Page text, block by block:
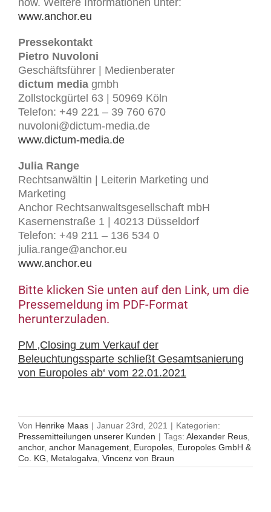
how. Weitere Informationen unter:
www.anchor.eu
Pressekontakt
Pietro Nuvoloni
Geschäftsführer | Medienberater
dictum mediagmbh
Zollstockgürtel 63 | 50969 Köln
Telefon: +49 221 – 39 760 670
nuvoloni@dictum-media.de
www.dictum-media.de
Julia Range
Rechtsanwältin | Leiterin Marketing und
Marketing
Anchor Rechtsanwaltsgesellschaft mbH
Kasernenstraße 1 | 40213 Düsseldorf
Telefon: +49 211 – 136 534 0
julia.range@anchor.eu
www.anchor.eu
Bitte klicken Sie unten auf den Link, um die
Pressemeldung im PDF-Format
herunterzuladen.
PM ‚Closing zum Verkauf der
Beleuchtungssparte schließt Gesamtsanierung
von Europoles ab‘ vom 22.01.2021
Von Henrike Maas | Januar 23rd, 2021 | Kategorien:
Pressemitteilungen unserer Kunden | Tags: Alexander Reus,
anchor, anchor Management, Europoles, Europoles GmbH &
Co. KG, Metalogalva, Vincenz von Braun